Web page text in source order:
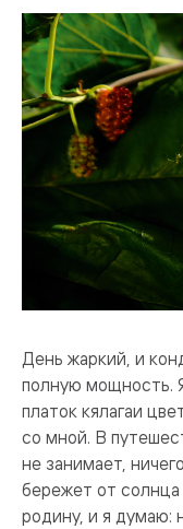
День жаркий, и
полную мощность.
платок кялагаи
со мной. В
не занимает,
бережет от
родину, и я думаю: